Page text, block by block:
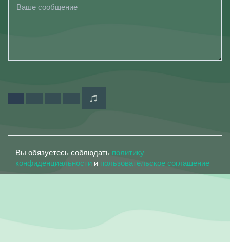
Вы обязуетесь соблюдать политику
конфиденциальности и пользовательское соглашение